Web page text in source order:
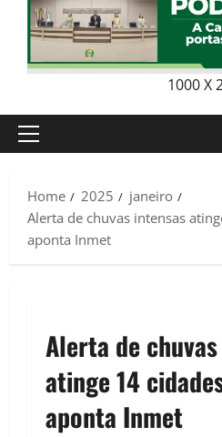
1000 X
Primary
Home
2025
janeiro
Alerta de chuvas intensas
aponta Inmet
Alerta de
atinge 14
aponta Inmet